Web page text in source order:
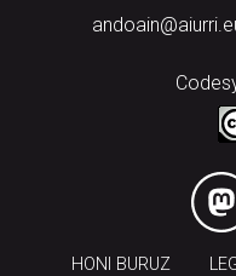
HONI BURUZ